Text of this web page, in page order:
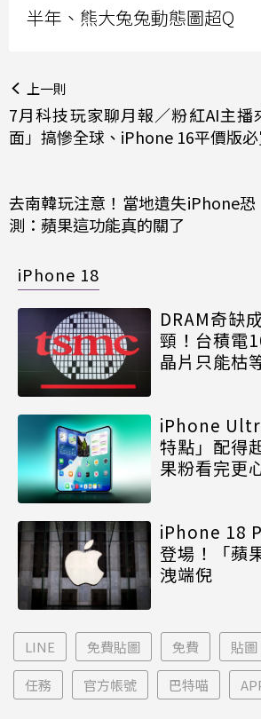
半年、熊大兔兔動態圖超Q
上一則
7月科技玩家聊月報／粉紅AI主
面」搞慘全球、iPhone 16平價版
去南韓玩注意！當地遺失iPhone
測：蘋果這功能真的關了
iPhone 18
DRAM奇缺
頸！台積電
晶片只能枯
iPhone
特點」配得
果粉看完更
iPhone 18
登場！「蘋
洩端倪
LINE 免費貼圖 免費 貼圖
任務 官方帳號 巴特喵